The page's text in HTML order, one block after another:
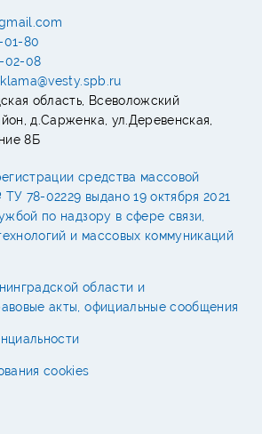
01-80
02-08
область, Всеволожский
д.Сарженка, ул.Деревенская,
8Б
средства массовой
78-02229 выдано 19 октября 2021
по надзору в сфере связи,
и массовых коммуникаций
области и
акты, официальные сообщения
cookies